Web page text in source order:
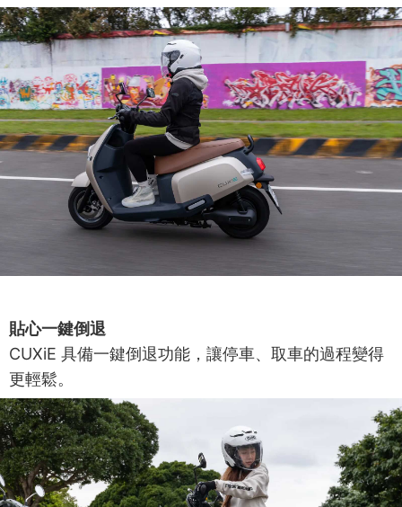
貼心一鍵倒退
CUXiE 具備一鍵倒退功能，讓停車、取車的過程變得
更輕鬆。